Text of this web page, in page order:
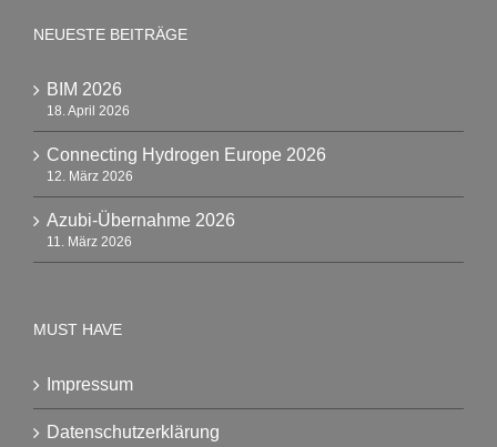
NEUESTE BEITRÄGE
BIM 2026
18. April 2026
Connecting Hydrogen Europe 2026
12. März 2026
Azubi-Übernahme 2026
11. März 2026
MUST HAVE
Impressum
Datenschutzerklärung